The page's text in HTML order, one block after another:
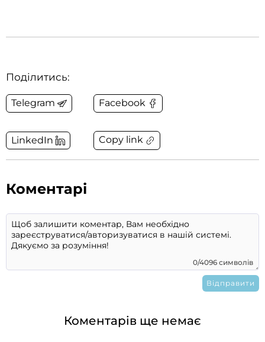
Поділитись:
Telegram Facebook
LinkedIn Copy link
Коментарі
0/4096 символів
Коментарів ще немає